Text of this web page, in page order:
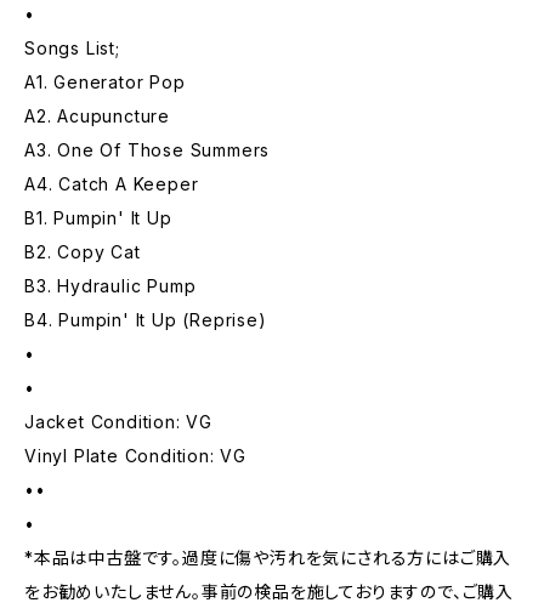
•
Songs List;
A1. Generator Pop
A2. Acupuncture
A3. One Of Those Summers
A4. Catch A Keeper
B1. Pumpin' It Up
B2. Copy Cat
B3. Hydraulic Pump
B4. Pumpin' It Up (Reprise)
•
•
Jacket Condition: VG
Vinyl Plate Condition: VG
••
•
*本品は中古盤です。過度に傷や汚れを気にされる方にはご購入
をお勧めいたしません。事前の検品を施しておりますので、ご購入